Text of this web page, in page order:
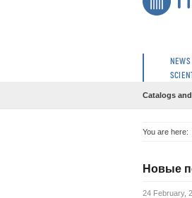
NEWS
Catalogs
You are here:
Новые
24 February,